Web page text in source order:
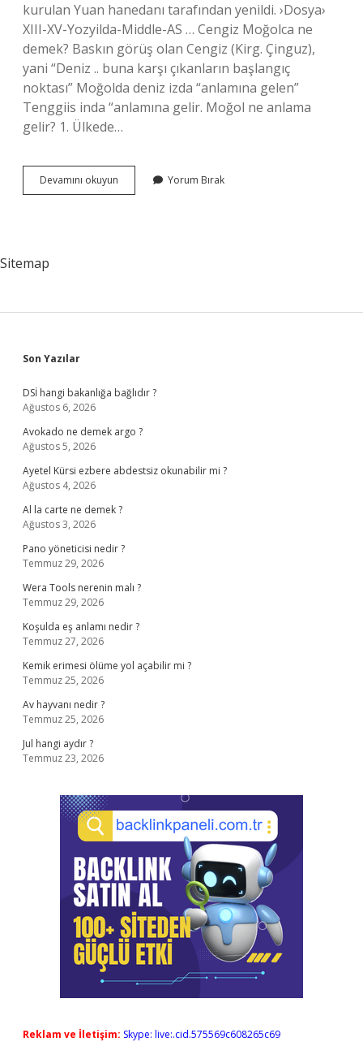
kurulan Yuan hanedanı tarafından yenildi. ›Dosya›
XIII-XV-Yozyilda-Middle-AS … Cengiz Moğolca ne
demek? Baskın görüş olan Cengiz (Kirg. Çinguz),
yani “Deniz .. buna karşı çıkanların başlangıç ​​
noktası” Moğolda deniz izda “anlamına gelen”
Tenggiis inda “anlamına gelir. Moğol ne anlama
gelir? 1. Ülkede…
Devamını okuyun
Hanın
Yorum Bırak
Sitemap
Sidebar
Son Yazılar
DSİ hangi bakanlığa bağlıdır ?
Ağustos 6, 2026
Avokado ne demek argo ?
Ağustos 5, 2026
Ayetel Kürsi ezbere abdestsiz okunabilir mi ?
Ağustos 4, 2026
Al la carte ne demek ?
Ağustos 3, 2026
Pano yöneticisi nedir ?
Temmuz 29, 2026
Wera Tools nerenin malı ?
Temmuz 29, 2026
Koşulda eş anlamı nedir ?
Temmuz 27, 2026
Kemik erimesi ölüme yol açabilir mi ?
Temmuz 25, 2026
Av hayvanı nedir ?
Temmuz 25, 2026
Jul hangi aydır ?
Temmuz 23, 2026
Reklam ve İletişim: Skype: live:.cid.575569c608265c69